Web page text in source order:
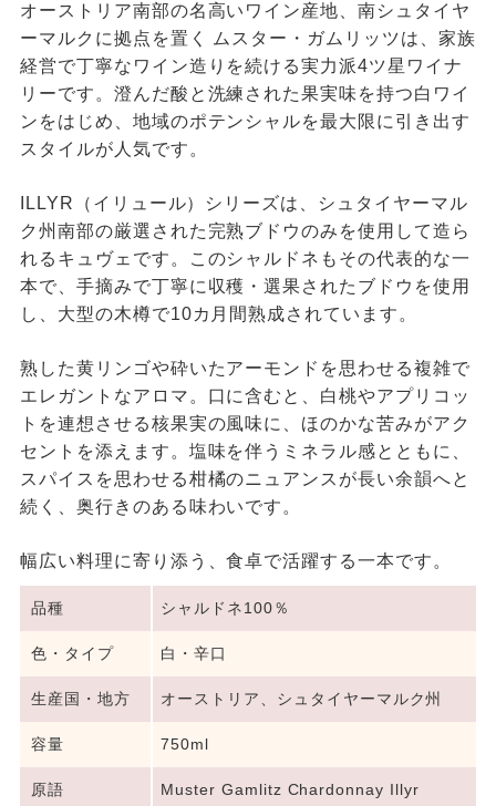
オーストリア南部の名高いワイン産地、南シュタイヤ
ーマルクに拠点を置く ムスター・ガムリッツは、家族
経営で丁寧なワイン造りを続ける実力派4ツ星ワイナ
リーです。澄んだ酸と洗練された果実味を持つ白ワイ
ンをはじめ、地域のポテンシャルを最大限に引き出す
スタイルが人気です。
ILLYR（イリュール）シリーズは、シュタイヤーマル
ク州南部の厳選された完熟ブドウのみを使用して造ら
れるキュヴェです。このシャルドネもその代表的な一
本で、手摘みで丁寧に収穫・選果されたブドウを使用
し、大型の木樽で10カ月間熟成されています。
熟した黄リンゴや砕いたアーモンドを思わせる複雑で
エレガントなアロマ。口に含むと、白桃やアプリコッ
トを連想させる核果実の風味に、ほのかな苦みがアク
セントを添えます。塩味を伴うミネラル感とともに、
スパイスを思わせる柑橘のニュアンスが長い余韻へと
続く、奥行きのある味わいです。
幅広い料理に寄り添う、食卓で活躍する一本です。
品種 シャルドネ100％
色・タイプ 白・辛口
生産国・地方 オーストリア、シュタイヤーマルク州
容量 750ml
原語 Muster Gamlitz Chardonnay Illyr